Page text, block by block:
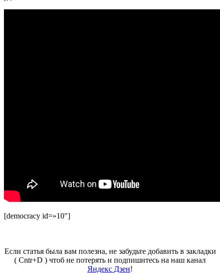
[democracy id=»10″]
Если статья была вам полезна, не забудьте добавить в закладки
( Cntr+D ) чтоб не потерять и подпишитесь на наш канал
Яндекс Дзен!